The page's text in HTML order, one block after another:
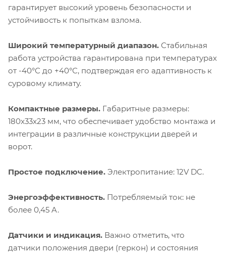
гарантирует высокий уровень безопасности и
устойчивость к попыткам взлома.
Широкий температурный диапазон. Стабильная
работа устройства гарантирована при температурах
от -40°С до +40°С, подтверждая его адаптивность к
суровому климату.
Компактные размеры. Габаритные размеры:
180x33x23 мм, что обеспечивает удобство монтажа и
интеграции в различные конструкции дверей и
ворот.
Простое подключение. Электропитание: 12V DC.
Энергоэффективность. Потребляемый ток: не
более 0,45 A.
Датчики и индикация. Важно отметить, что
датчики положения двери (геркон) и состояния